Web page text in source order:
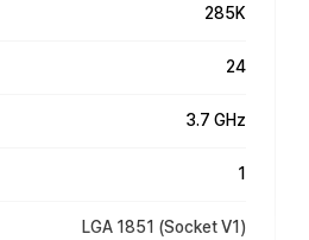
285K
24
3.7 GHz
1
LGA 1851 (Socket V1)